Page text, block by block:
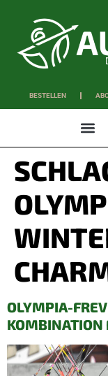
BESTELLEN
OLYMPIA-
KOMBINATION